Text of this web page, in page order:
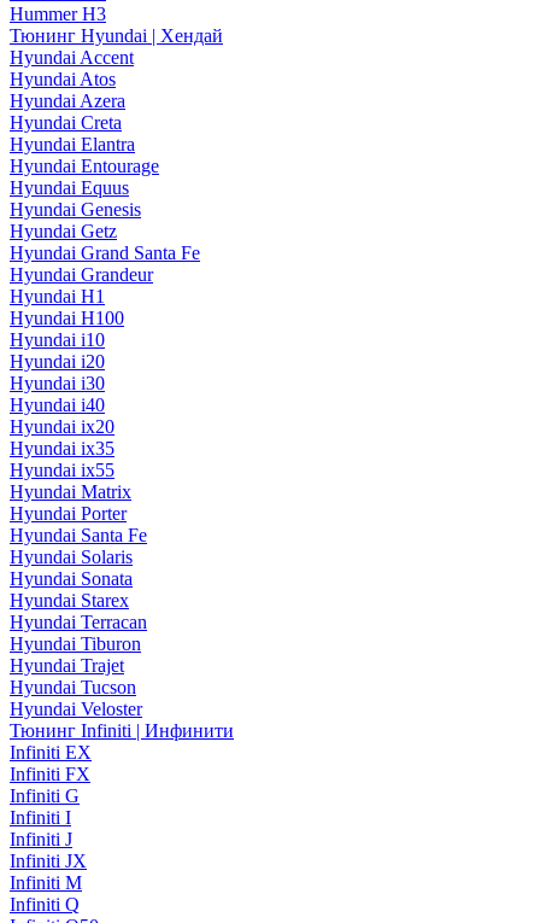
Hummer H3
Тюнинг Hyundai | Хендай
Hyundai Accent
Hyundai Atos
Hyundai Azera
Hyundai Creta
Hyundai Elantra
Hyundai Entourage
Hyundai Equus
Hyundai Genesis
Hyundai Getz
Hyundai Grand Santa Fe
Hyundai Grandeur
Hyundai H1
Hyundai H100
Hyundai i10
Hyundai i20
Hyundai i30
Hyundai i40
Hyundai ix20
Hyundai ix35
Hyundai ix55
Hyundai Matrix
Hyundai Porter
Hyundai Santa Fe
Hyundai Solaris
Hyundai Sonata
Hyundai Starex
Hyundai Terracan
Hyundai Tiburon
Hyundai Trajet
Hyundai Tucson
Hyundai Veloster
Тюнинг Infiniti | Инфинити
Infiniti EX
Infiniti FX
Infiniti G
Infiniti I
Infiniti J
Infiniti JX
Infiniti M
Infiniti Q